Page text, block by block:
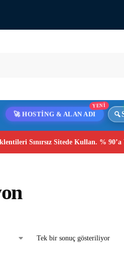
🚀 HOSTİNG & ALAN ADI
YENİ
Sınırsız Sitede Kullan. %
Tek bir sonuç gösteriliyor